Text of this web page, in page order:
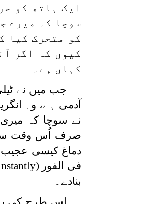
ایک ہاتھ کو
سوچا کہ میرے
کو متحرک کیا
کیوں کہ اگر
کہاں ہے۔
جب میں نے
آدمی ہے، وہ
نے سوچا کہ
صرف اُس وقت
دماغ کیسی عجیب
فی الفور
بنادے۔